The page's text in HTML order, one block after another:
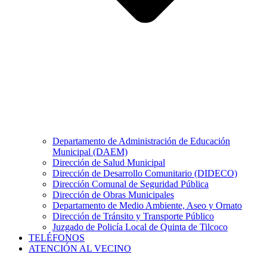
Departamento de Administración de Educación
Municipal (DAEM)
Dirección de Salud Municipal
Dirección de Desarrollo Comunitario (DIDECO)
Dirección Comunal de Seguridad Pública
Dirección de Obras Municipales
Departamento de Medio Ambiente, Aseo y Ornato
Dirección de Tránsito y Transporte Público
Juzgado de Policía Local de Quinta de Tilcoco
TELÉFONOS
ATENCIÓN AL VECINO